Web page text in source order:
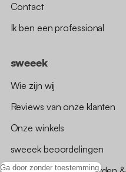
Ga door zonder toestemming
Contact
Ik ben een professional
sweeek
Wie zijn wij
Reviews van onze klanten
Onze winkels
sweeek beoordelingen